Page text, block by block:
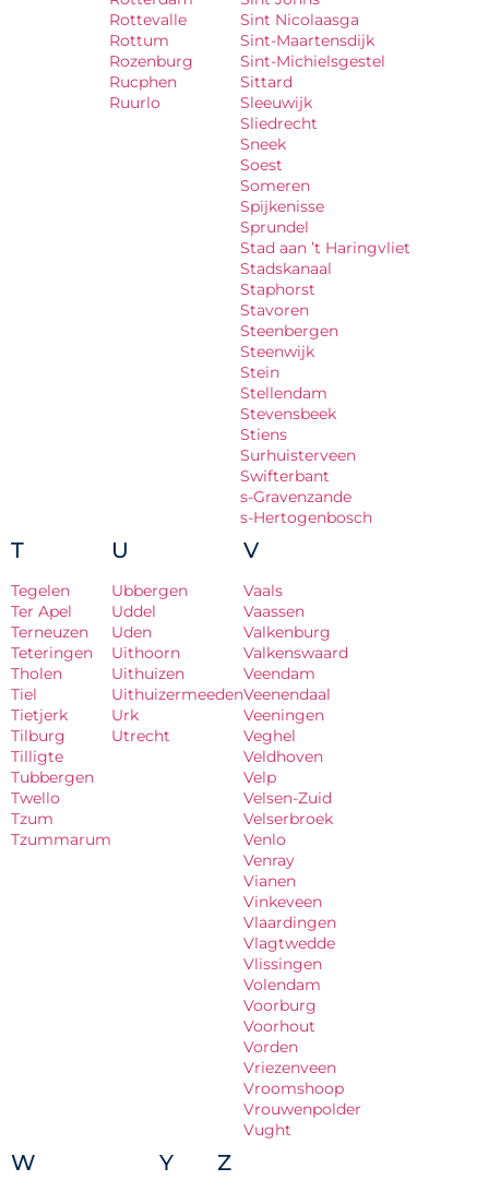
Rottevalle
Rottum
Rozenburg
Rucphen
Ruurlo
Sint Nicolaasga
Sint-Maartensdijk
Sint-Michielsgestel
Sittard
Sleeuwijk
Sliedrecht
Sneek
Soest
Someren
Spijkenisse
Sprundel
Stad aan ’t Haringvliet
Stadskanaal
Staphorst
Stavoren
Steenbergen
Steenwijk
Stein
Stellendam
Stevensbeek
Stiens
Surhuisterveen
Swifterbant
s-Gravenzande
s-Hertogenbosch
T
Tegelen
Ter Apel
Terneuzen
Teteringen
Tholen
Tiel
Tietjerk
Tilburg
Tilligte
Tubbergen
Twello
Tzum
Tzummarum
U
Ubbergen
Uddel
Uden
Uithoorn
Uithuizen
Uithuizermeeden
Urk
Utrecht
V
Vaals
Vaassen
Valkenburg
Valkenswaard
Veendam
Veenendaal
Veeningen
Veghel
Veldhoven
Velp
Velsen-Zuid
Velserbroek
Venlo
Venray
Vianen
Vinkeveen
Vlaardingen
Vlagtwedde
Vlissingen
Volendam
Voorburg
Voorhout
Vorden
Vriezenveen
Vroomshoop
Vrouwenpolder
Vught
W Y Z